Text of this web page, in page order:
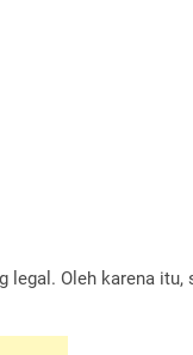
Oleh karena